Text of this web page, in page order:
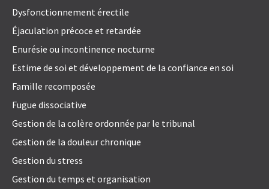
Dysfonctionnement érectile
Éjaculation précoce et retardée
Enurésie ou incontinence nocturne
Estime de soi et développement de la confiance en soi
Famille recomposée
Fugue dissociative
Gestion de la colère ordonnée par le tribunal
Gestion de la douleur chronique
Gestion du stress
Gestion du temps et organisation